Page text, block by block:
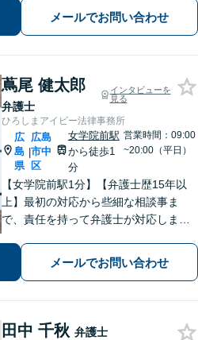
ない真の問題解決を目指して誠実かつ
迅速な対応を致します。是非、お気軽
メールでお問い合わせ
蔦尾 健太郎
弁護士
インタビューを
見る
ひろしまアイビー法律事務所
広
島
県
|
広島
市中
区
女学院前駅
から徒歩1
分
営業時間：09:00
~20:00（平日）
【女学院前駅1分】【弁護士歴15年以
上】最初の対応から些細な相談事ま
で、責任を持って弁護士が対応しま
やすくご説明。依頼者さまの不安の軽
減に努めつつ「誠実さ・早期解決」を
メールでお問い合わせ
田中 千秋 弁護士